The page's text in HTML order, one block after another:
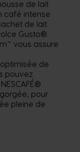
de lait
café intense
de lait
Gusto®.
vous assure
de
pouvez
pour
pleine de